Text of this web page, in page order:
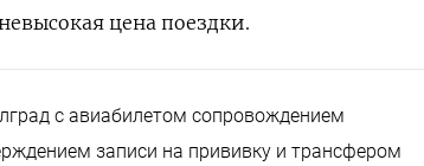
цена поездки.
с авиабилетом сопровождением
записи на прививку и трансфером